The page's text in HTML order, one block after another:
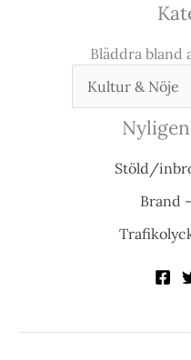
Bläddra bland
Stöld/
Brand